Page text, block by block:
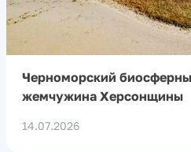
Черноморский
жемчужина Херсонщины
14.07.2026